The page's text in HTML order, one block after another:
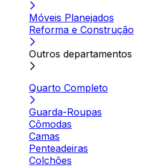
Móveis Planejados
Reforma e Construção
Outros departamentos
Quarto Completo
Guarda-Roupas
Cômodas
Camas
Penteadeiras
Colchões